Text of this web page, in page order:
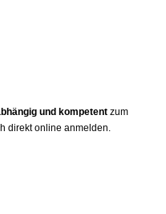
und kompetent zum
direkt online anmelden.